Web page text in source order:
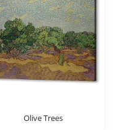
Olive Trees